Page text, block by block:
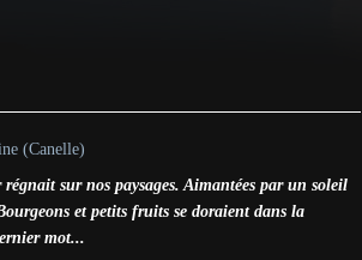
(Canelle)
sur nos paysages. Aimantées par un soleil
et petits fruits se doraient dans la
mot...